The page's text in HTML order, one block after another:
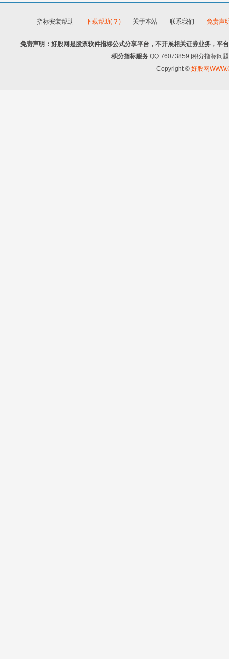
指标安装帮助 - 下载帮助(？) - 关于本站 - 联系我们 - 免责声
免责声明：好股网是股票软件指标公式分享平台，不开展相关证券业务，平
积分指标服务 QQ:76073859 [积分指标问
Copyright © 好股网